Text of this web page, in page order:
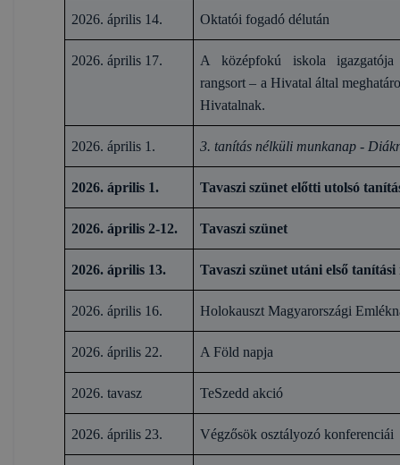
2026. április 14. Oktatói fogadó délután
2026. április 17.
A középfokú iskola
rangsort – a Hivatal által
Hivatalnak.
2026. április 1. 3. tanítás nélküli munkanap -
2026. április 1. Tavaszi szünet előtti utolsó
2026. április 2-12. Tavaszi szünet
2026. április 13. Tavaszi szünet utáni első tanítási
2026. április 16. Holokauszt Magyarországi
2026. április 22. A Föld napja
2026. tavasz TeSzedd akció
2026. április 23. Végzősök osztályozó konferenciái